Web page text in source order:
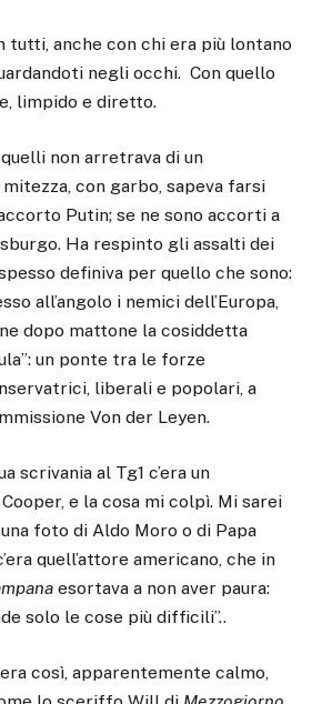
tutti, anche con chi era più lontano
negli occhi. Con quello
limpido e diretto.
non arretrava di un
con garbo, sapeva farsi
Putin; se ne sono accorti a
Ha respinto gli assalti dei
definiva per quello che sono:
all’angolo i nemici dell’Europa,
dopo mattone la cosiddetta
un ponte tra le forze
liberali e popolari, a
Von der Leyen.
scrivania al Tg1 c’era un
e la cosa mi colpì. Mi sarei
foto di Aldo Moro o di Papa
quell’attore americano, che in
esortava a non aver paura:
solo le cose più difficili”..
così, apparentemente calmo,